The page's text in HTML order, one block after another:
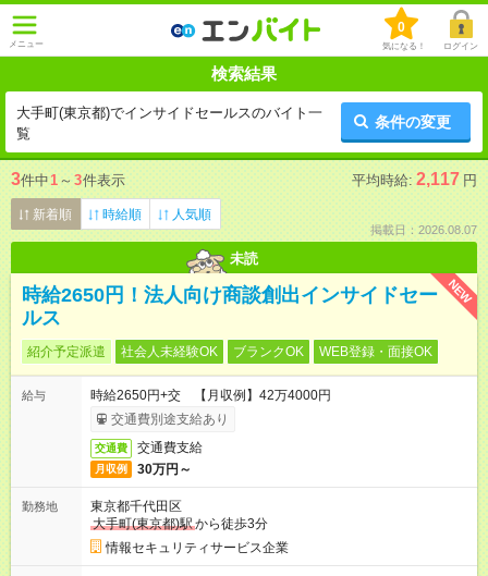
メニュー
0
気になる！ ログイン
検索結果
大手町(東京都)でインサイドセールスのバイト一
覧
条件の変更
3件中1 ～ 3件表示 平均時給: 2,117 円
新着順 時給順 人気順
掲載日：2026.08.07
未読
NEW
時給2650円！法人向け商談創出インサイドセー
ルス
紹介予定派遣 社会人未経験OK ブランクOK WEB登録・面接OK
給与
時給2650円+交 【月収例】42万4000円
交通費別途支給あり
交通費 交通費支給
月収例 30万円～
勤務地
東京都千代田区
大手町(東京都)駅から徒歩3分
情報セキュリティサービス企業